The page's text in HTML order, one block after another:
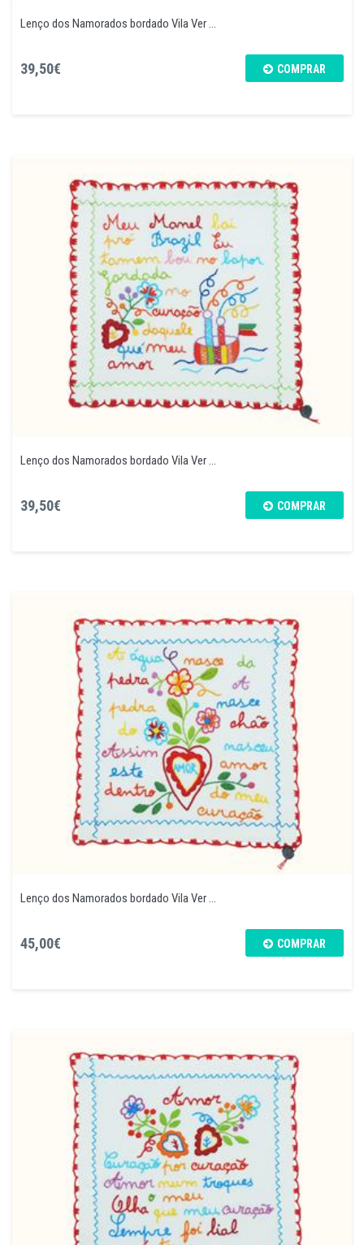
Lenço dos Namorados bordado Vila Ver ...
39,50€ COMPRAR
Lenço dos Namorados bordado Vila Ver ...
39,50€ COMPRAR
Lenço dos Namorados bordado Vila Ver ...
45,00€ COMPRAR